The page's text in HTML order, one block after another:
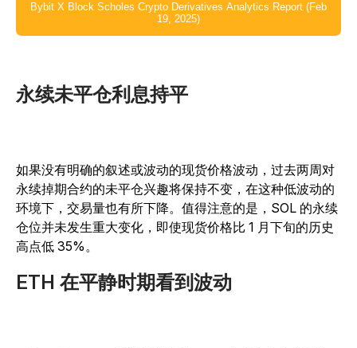
Bybit X Block Scholes Crypto Derivatives Analytics Report (Feb
19, 2025)
永续未平仓利息持平
如果没有明确的叙述或波动的现货价格波动，过去两周对
永续掉期合约的未平仓兴趣将保持不变，在这种低波动的
环境下，交易量也有所下降。值得注意的是，SOL 的永续
仓位并未发生重大变化，即使现货价格比 1 月下旬的历史
高点低 35%。
ETH 在平静时期看到波动